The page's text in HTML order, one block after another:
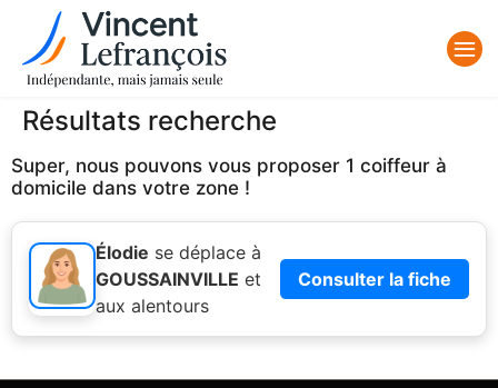
Résultats recherche
Super, nous pouvons vous proposer 1 coiffeur à
domicile dans votre zone !
Élodie se déplace à
GOUSSAINVILLE et
aux alentours
Consulter la fiche